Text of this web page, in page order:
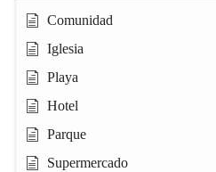
Comunidad
Iglesia
Playa
Hotel
Parque
Supermercado